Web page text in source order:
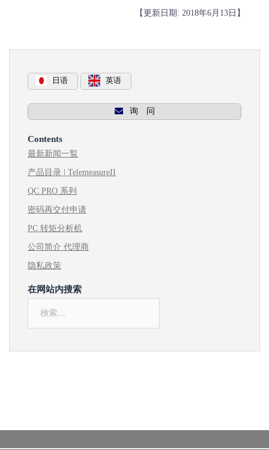
【更新日期: 2018年6月13日】
日语 英语
询 问
Contents
最新新闻一覧
产品目录 | TelemeasureII
QC PRO 系列
密码再交付申请
PC 转矩分析机
公司简介 代理商
隐私政策
在网站内搜索